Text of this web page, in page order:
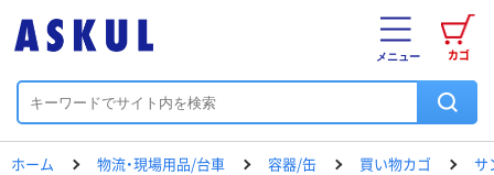
カゴ
メニュー
ホーム 物流・現場用品/台車 容器/缶 買い物カゴ サ